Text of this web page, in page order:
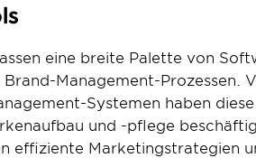
eine breite Palette von
Management-Prozessen.
Systemen haben
und -pflege
effiziente Marketingstrategien